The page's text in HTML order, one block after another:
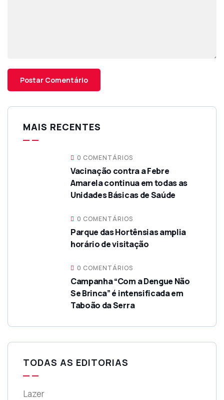
MAIS RECENTES
0 COMENTÁRIOS
Vacinação contra a Febre
Amarela continua em todas as
Unidades Básicas de Saúde
0 COMENTÁRIOS
Parque das Hortênsias amplia
horário de visitação
0 COMENTÁRIOS
Campanha “Com a Dengue Não
Se Brinca” é intensificada em
Taboão da Serra
TODAS AS EDITORIAS
Lazer